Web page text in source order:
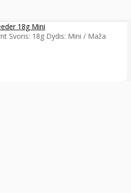
18g Mini
Svoris: 18g Dydis: Mini / Maža